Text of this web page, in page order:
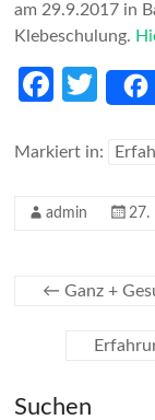
am 29.9.2017 in
Klebeschulung.
Fa
b
o
T
itt
Markiert in:
admin 27.
← Ganz +
Suchen